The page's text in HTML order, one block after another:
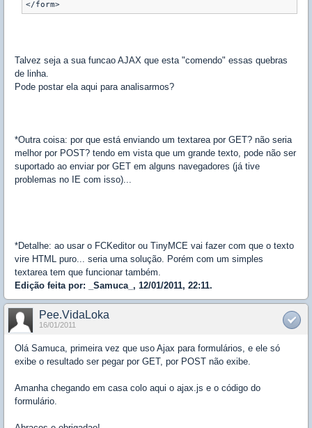
Talvez seja a sua funcao AJAX que esta "comendo" essas quebras
de linha.
Pode postar ela aqui para analisarmos?
*Outra coisa: por que está enviando um textarea por GET? não seria
melhor por POST? tendo em vista que um grande texto, pode não ser
suportado ao enviar por GET em alguns navegadores (já tive
problemas no IE com isso)...
*Detalhe: ao usar o FCKeditor ou TinyMCE vai fazer com que o texto
vire HTML puro... seria uma solução. Porém com um simples
textarea tem que funcionar também.
Edição feita por: _Samuca_, 12/01/2011, 22:11.
Pee.VidaLoka
16/01/2011
Olá Samuca, primeira vez que uso Ajax para formulários, e ele só
exibe o resultado ser pegar por GET, por POST não exibe.
Amanha chegando em casa colo aqui o ajax.js e o código do
formulário.